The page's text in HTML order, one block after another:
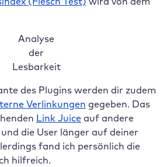
Analyse
der
Lesbarkeit
des Plugins werden dir zudem
Verlinkungen gegeben. Das
Link Juice auf andere
die User länger auf deiner
fand ich persönlich die
hilfreich.